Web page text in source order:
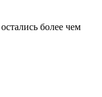
более чем